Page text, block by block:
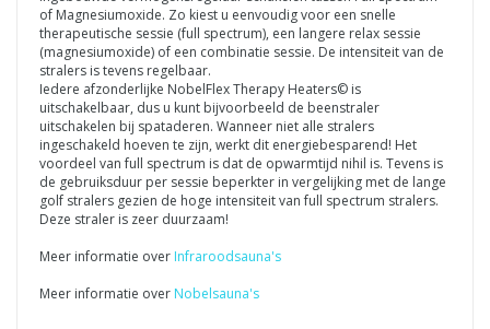
of Magnesiumoxide. Zo kiest u eenvoudig voor een snelle
therapeutische sessie (full spectrum), een langere relax sessie
(magnesiumoxide) of een combinatie sessie. De intensiteit van de
stralers is tevens regelbaar.
Iedere afzonderlijke NobelFlex Therapy Heaters© is
uitschakelbaar, dus u kunt bijvoorbeeld de beenstraler
uitschakelen bij spataderen. Wanneer niet alle stralers
ingeschakeld hoeven te zijn, werkt dit energiebesparend! Het
voordeel van full spectrum is dat de opwarmtijd nihil is. Tevens is
de gebruiksduur per sessie beperkter in vergelijking met de lange
golf stralers gezien de hoge intensiteit van full spectrum stralers.
Deze straler is zeer duurzaam!
Meer informatie over Infraroodsauna's
Meer informatie over Nobelsauna's